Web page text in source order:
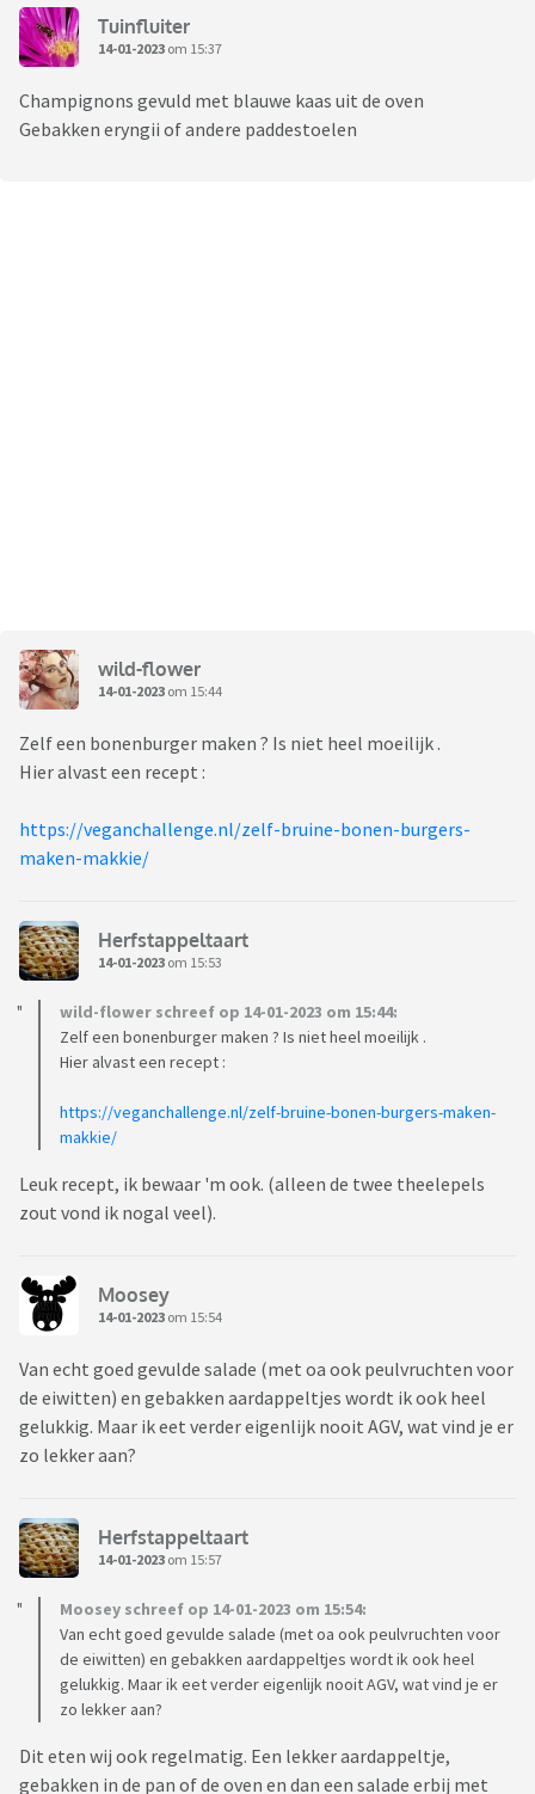
Tuinfluiter
14-01-2023 om 15:37
Champignons gevuld met blauwe kaas uit de oven
Gebakken eryngii of andere paddestoelen
wild-flower
14-01-2023 om 15:44
Zelf een bonenburger maken ? Is niet heel moeilijk .
Hier alvast een recept :
https://veganchallenge.nl/zelf-bruine-bonen-burgers-
maken-makkie/
Herfstappeltaart
14-01-2023 om 15:53
wild-flower schreef op 14-01-2023 om 15:44:
Zelf een bonenburger maken ? Is niet heel moeilijk .
Hier alvast een recept :
https://veganchallenge.nl/zelf-bruine-bonen-burgers-maken-
makkie/
Leuk recept, ik bewaar 'm ook. (alleen de twee theelepels
zout vond ik nogal veel).
Moosey
14-01-2023 om 15:54
Van echt goed gevulde salade (met oa ook peulvruchten voor
de eiwitten) en gebakken aardappeltjes wordt ik ook heel
gelukkig. Maar ik eet verder eigenlijk nooit AGV, wat vind je er
zo lekker aan?
Herfstappeltaart
14-01-2023 om 15:57
Moosey schreef op 14-01-2023 om 15:54:
Van echt goed gevulde salade (met oa ook peulvruchten voor
de eiwitten) en gebakken aardappeltjes wordt ik ook heel
gelukkig. Maar ik eet verder eigenlijk nooit AGV, wat vind je er
zo lekker aan?
Dit eten wij ook regelmatig. Een lekker aardappeltje,
gebakken in de pan of de oven en dan een salade erbij met